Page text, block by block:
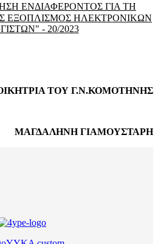
ΕΝΔΙΑΦΕΡΟΝΤΟΣ ΓΙΑ ΤΗ
ΕΞΟΠΛΙΣΜΟΣ ΗΛΕΚΤΡΟΝΙΚΩΝ
- 20/2023
ΤΟΥ Γ.Ν.ΚΟΜΟΤΗΝΗΣ
ΜΑΓΔΑΛΗΝΗ ΓΙΑΜΟΥΣΤΑΡΗ